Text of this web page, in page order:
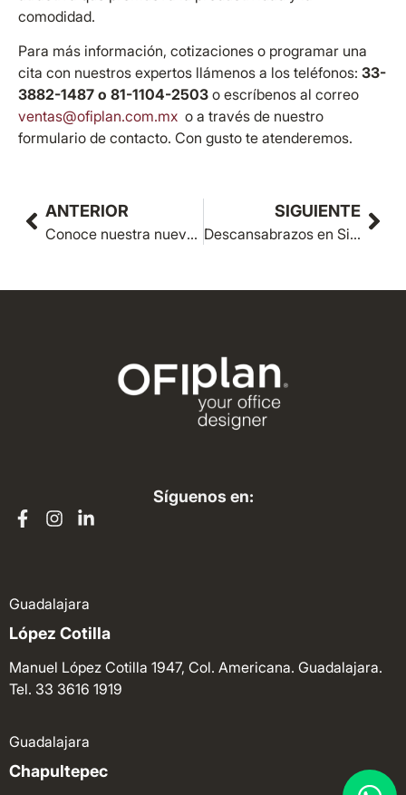
comodidad.
Para más información, cotizaciones o programar una
cita con nuestros expertos llámenos a los teléfonos: 33-
3882-1487 o 81-1104-2503 o escríbenos al correo
ventas@ofiplan.com.mx o a través de nuestro
formulario de contacto. Con gusto te atenderemos.
ANTERIOR
Conoce nuestra nueva línea de Tapetes Modulares
SIGUIENTE
Descansabrazos en Sillería de oficina: Innovación y Confort
Síguenos en:
Guadalajara
López Cotilla
Manuel López Cotilla 1947, Col. Americana. Guadalajara.
Tel. 33 3616 1919
Guadalajara
Chapultepec